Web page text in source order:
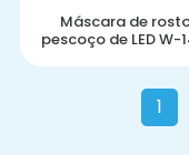
Máscara de
pescoço de LED W-
1